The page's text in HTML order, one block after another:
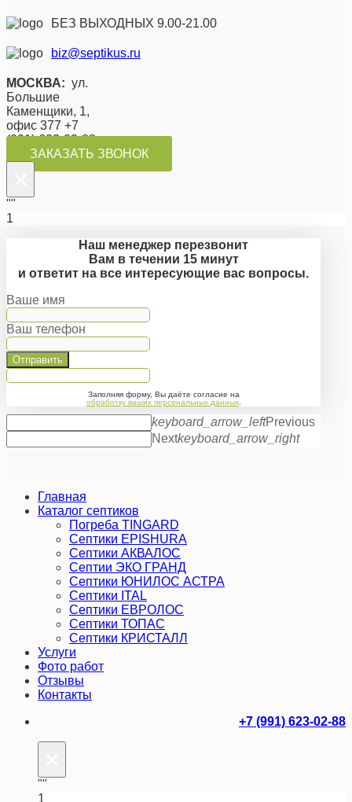
БЕЗ ВЫХОДНЫХ 9.00-21.00
biz@septikus.ru
МОСКВА: ул.
Большие
Каменщики, 1,
офис 377 +7
(991) 623-02-88
ЗАКАЗАТЬ ЗВОНОК
""
1
Наш менеджер перезвонит
Вам в течении 15 минут
и ответит на все интересующие вас вопросы.
Ваше имя
Ваш телефон
Отправить
Заполняя форму, Вы даёте согласие на
обработку ваших персональных данных.
keyboard_arrow_leftPrevious
Nextkeyboard_arrow_right
Главная
Каталог септиков
Погреба TINGARD
Септики EPISHURA
Септики АКВАЛОС
Септии ЭКО ГРАНД
Септики ЮНИЛОС АСТРА
Септики ITAL
Септики ЕВРОЛОС
Септики ТОПАС
Септики КРИСТАЛЛ
Услуги
Фото работ
Отзывы
Контакты
+7 (991) 623-02-88
""
1